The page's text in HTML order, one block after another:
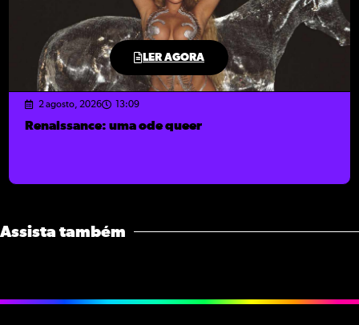
LER AGORA
2 agosto, 2026 13:09
Renaissance: uma ode queer
Assista também